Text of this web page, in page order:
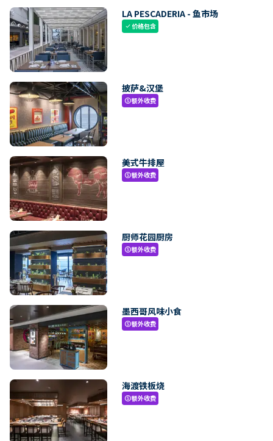
LA PESCADERIA - 鱼市场
check价格包含
披萨&汉堡
paid额外收费
美式牛排屋
paid额外收费
厨师花园厨房
paid额外收费
墨西哥风味小食
paid额外收费
海渡铁板烧
paid额外收费